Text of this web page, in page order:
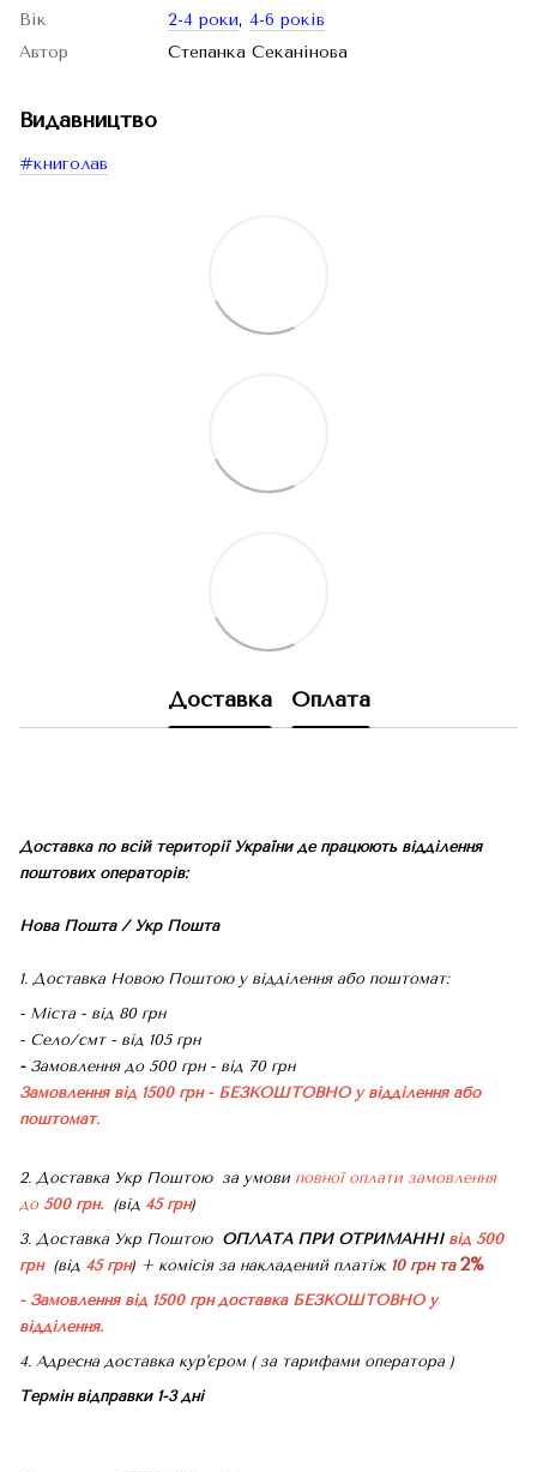
Вік 2-4 роки, 4-6 років
Автор
Степанка Секанінова
Видавництво
#книголав
Доставка Оплата
Доставка по всій території України де працюють відділення
поштових операторів:
Нова Пошта / Укр Пошта
1. Доставка Новою Поштою у відділення або поштомат:
- Міста - від 80 грн
- Село/смт - від 105 грн
-Замовлення до 500 грн - від 70 грн
Замовлення від 1500 грн - БЕЗКОШТОВНО у відділення або
поштомат.
2. Доставка Укр Поштою за умови повної оплати замовлення
до 500 грн. (від 45 грн)
3. Доставка Укр ПоштоюОПЛАТА ПРИ ОТРИМАННІ від 500
грн (від 45 грн) + комісія за накладений платіж 10 грн та 2%
- Замовлення від 1500 грн доставка БЕЗКОШТОВНО у
відділення.
4. Адресна доставка кур'єром ( за тарифами оператора )
Термін відправки 1-3 дні